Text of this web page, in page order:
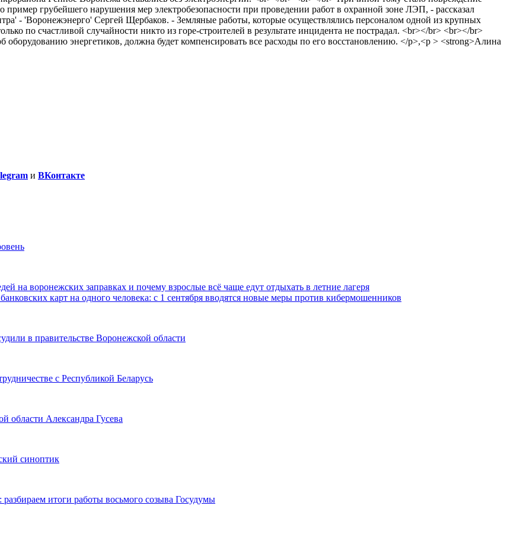
грубейшего нарушения мер электробезопасности при проведении работ в охранной зоне ЛЭП, - рассказал
- 'Воронежэнерго' Сергей Щербаков. - Земляные работы, которые осуществлялись персоналом одной из крупных
по счастливой случайности никто из горе-строителей в результате инцидента не пострадал. <br></br> <br></br>
оборудованию энергетиков, должна будет компенсировать все расходы по его восстановлению. </p>,<p > <strong>Алина
и ВКонтакте
на воронежских заправках и почему взрослые всё чаще едут отдыхать в летние лагеря
карт на одного человека: с 1 сентября вводятся новые меры против кибермошенников
в правительстве Воронежской области
с Республикой Беларусь
области Александра Гусева
синоптик
итоги работы восьмого созыва Госудумы